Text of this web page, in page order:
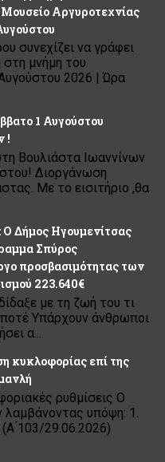
Αργυροτεχνίας
συνεχίζει να γράφει
στη μνήμη του
2026 | Ώρα
1 Αυγούστου
!
Βουλιάστα Ιωαννίνων
Διοργάνωση
Με το εισιτήριο ,θα
Ο Δήμος Ηγουμενίτσας
Σπύρος
προσβασιμότητας των
223.640€
με τη ζωή του τι
ποτέ Υπάρχουν άνθρωποι
α...
κυκλοφορίας επί της
ρυθμίσεις Ο
υπόψη: 1.
(Α ́103/29.06.2026)